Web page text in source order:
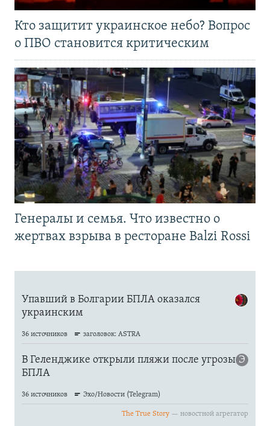
Кто защитит украинское небо? Вопрос
о ПВО становится критическим
Генералы и семья. Что известно о
жертвах взрыва в ресторане Balzi Rossi